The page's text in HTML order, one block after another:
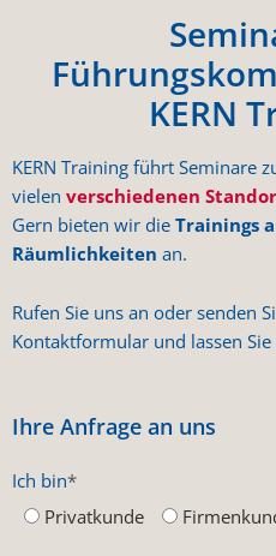
erhalten Feedback von
KERN
KERN Training führt Seminare
vielen verschiedenen
Gern bieten wir dieTrainings
Räumlichkeiten an.
Rufen Sie uns an oder senden
Kontaktformular und lassen
Ihre Anfrage an uns
Ich bin*
Privatkunde